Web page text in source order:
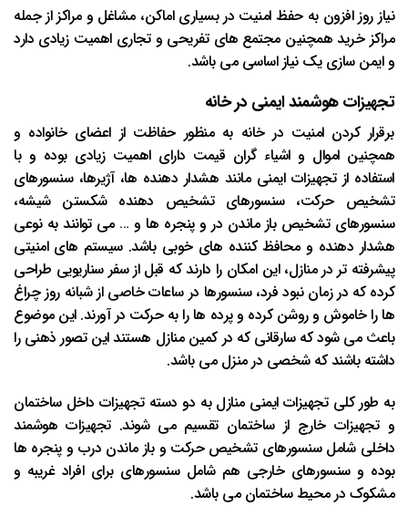
نیاز روز افزون به حفظ امنیت در بسیاری اماکن، مشاغل و مراکز از جمله
مراکز خرید همچنین مجتمع های تفریحی و تجاری اهمیت زیادی دارد
و ایمن سازی یک نیاز اساسی می باشد.
تجهیزات هوشمند ایمنی در خانه
برقرار کردن امنیت در خانه به منظور حفاظت از اعضای خانواده و
همچنین اموال و اشیاء گران قیمت دارای اهمیت زیادی بوده و با
استفاده از تجهیزات ایمنی مانند هشدار دهنده ها، آژیرها، سنسورهای
تشخیص حرکت، سنسورهای تشخیص دهنده شکستن شیشه،
سنسورهای تشخیص باز ماندن در و پنجره ها و … می توانند به نوعی
هشدار دهنده و محافظ کننده های خوبی باشد. سیستم های امنیتی
پیشرفته تر در منازل، این امکان را دارند که قبل از سفر سناریویی طراحی
کرده که در زمان نبود فرد، سنسورها در ساعات خاصی از شبانه روز چراغ
ها را خاموش و روشن کرده و پرده ها را به حرکت در آورند. این موضوع
باعث می شود که سارقانی که در کمین منازل هستند این تصور ذهنی را
داشته باشند که شخصی در منزل می باشد.
به طور کلی تجهیزات ایمنی منازل به دو دسته تجهیزات داخل ساختمان
و تجهیزات خارج از ساختمان تقسیم می شوند. تجهیزات هوشمند
داخلی شامل سنسورهای تشخیص حرکت و باز ماندن درب و پنجره ها
بوده و سنسورهای خارجی هم شامل سنسورهای برای افراد غریبه و
مشکوک در محیط ساختمان می باشد.